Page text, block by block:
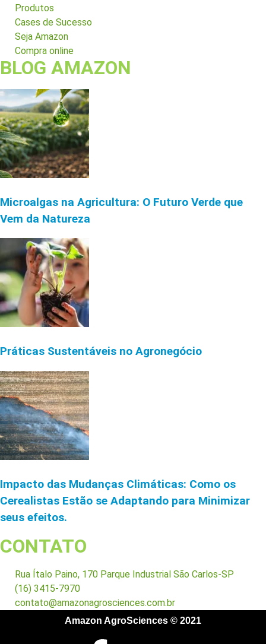
Produtos
Cases de Sucesso
Seja Amazon
Compra online
BLOG AMAZON
Microalgas na Agricultura: O Futuro Verde que
Vem da Natureza
Práticas Sustentáveis no Agronegócio
Impacto das Mudanças Climáticas: Como os
Cerealistas Estão se Adaptando para Minimizar
seus efeitos.
CONTATO
Rua Ítalo Paino, 170 Parque Industrial São Carlos-SP
(16) 3415-7970
contato@amazonagrosciences.com.br
Amazon AgroSciences © 2021